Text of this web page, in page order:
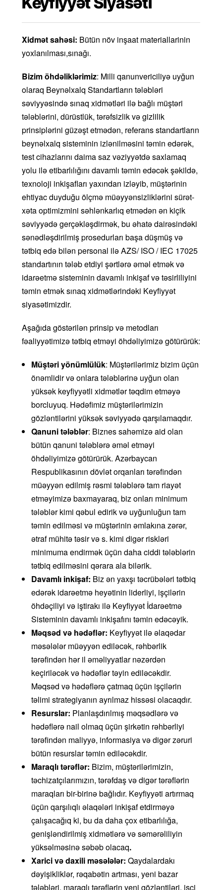
Xidmət sahəsi: Bütün növ inşaat materiallarinin
yoxlanılması,sınağı.
Bizim öhdəliklərimiz: Milli qanunvericiliyə uyğun
olaraq Beynəlxalq Standartların tələbləri
səviyyəsində sınaq xidmətləri ilə bağlı müştəri
tələblərini, dürüstlük, tərəfsizlik və gizlilik
prinsiplərini güzəşt etmədən, referans standartların
beynəlxalq sisteminin izlənilməsini təmin edərək,
test cihazlarını daima saz vəziyyətdə saxlamaq
yolu ilə etibarlılığını davamlı təmin edəcək şəkildə,
texnoloji inkişafları yaxından izləyib, müştərinin
ehtiyac duyduğu ölçmə müəyyənsizliklərini sürət-
xəta optimizmini səhlənkarlıq etmədən ən kiçik
səviyyədə gerçəkləşdirmək, bu əhatə dairəsindəki
sənədləşdirilmiş prosedurları başa düşmüş və
tətbiq edə bilən personal ilə AZS/ ISO / IEC 17025
standartının tələb etdiyi şərtlərə əməl etmək və
idarəetmə sisteminin davamlı inkişaf və təsirliliyini
təmin etmək sınaq xidmətlərindəki Keyfiyyət
siyasətimizdir.
Aşağıda göstərilən prinsip və metodları
fəaliyyətimizə tətbiq etməyi öhdəliyimizə götürürük:
Müştəriyönümlülük: Müştərilərimiz bizim üçün
önəmlidir və onlara tələblərinə uyğun olan
yüksək keyfiyyətli xidmətlər təqdim etməyə
borcluyuq. Hədəfimiz müştərilərimizin
gözləntilərini yüksək səviyyədə qarşılamaqdır.
Qanuni tələblər: Biznes sahəmizə aid olan
bütün qanuni tələblərə əməl etməyi
öhdəliyimizə götürürük. Azərbaycan
Respublikasının dövlət orqanları tərəfindən
müəyyən edilmiş rəsmi tələblərə tam riayət
etməyimizə baxmayaraq, biz onları minimum
tələblər kimi qəbul edirik və uyğunluğun tam
təmin edilməsi və müştərinin əmlakına zərər,
ətraf mühitə təsir və s. kimi digər riskləri
minimuma endirmək üçün daha ciddi tələblərin
tətbiq edilməsini qərara ala bilərik.
Davamlı inkişaf: Biz ən yaxşı təcrübələri tətbiq
edərək idarəetmə heyətinin liderliyi, işçilərin
öhdəçiliyi və iştirakı ilə Keyfiyyət İdarəetmə
Sisteminin davamlı inkişafını təmin edəcəyik.
Məqsəd və hədəflər: Keyfiyyət ilə əlaqədar
məsələlər müəyyən ediləcək, rəhbərlik
tərəfindən hər il əməliyyatlar nəzərdən
keçiriləcək və hədəflər təyin ediləcəkdir.
Məqsəd və hədəflərə çatmaq üçün işçilərin
təlimi strategiyanın ayrılmaz hissəsi olacaqdır.
Resurslar: Planlaşdırılmış məqsədlərə və
hədəflərə nail olmaq üçün şirkətin rəhbərliyi
tərəfindən maliyyə, informasiya və digər zəruri
bütün resurslar təmin ediləcəkdir.
Maraqlı tərəflər: Bizim, müştərilərimizin,
təchizatçılarımızın, tərəfdaş və digər tərəflərin
maraqları bir-birinə bağlıdır. Keyfiyyəti artırmaq
üçün qarşılıqlı əlaqələri inkişaf etdirməyə
çalışacağıq ki, bu da daha çox etibarlılığa,
genişləndirilmiş xidmətlərə və səmərəliliyin
yüksəlməsinə səbəb olacaq.
Xarici və daxili məsələlər:Qaydalardakı
dəyişikliklər, rəqabətin artması, yeni bazar
tələbləri, maraqlı tərəflərin yeni gözləntiləri, işçi